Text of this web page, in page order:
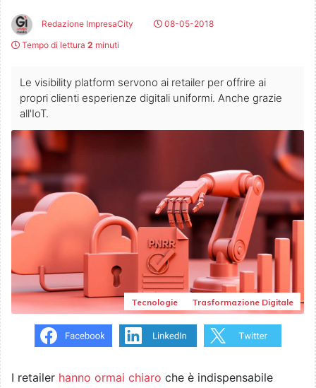
Redazione ImpresaCity
08-05-2018
Tempo di lettura 2 minuti
Le visibility platform servono ai retailer per offrire ai
propri clienti esperienze digitali uniformi. Anche grazie
all'IoT.
Tecnologie Trasformazione Digitale
I retailer hanno ormai chiaro che è indispensabile